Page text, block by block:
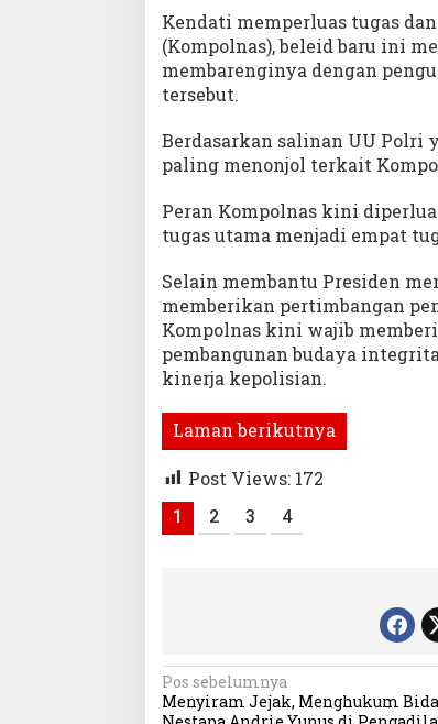
Kendati memperluas tugas
(Kompolnas), beleid baru ini
membarenginya dengan
tersebut.
Berdasarkan salinan UU Polri
paling menonjol terkait
Peran Kompolnas kini
tugas utama menjadi empat
Selain membantu Presiden
memberikan pertimbangan
Kompolnas kini wajib
pembangunan budaya
kinerja kepolisian.
Laman berikutnya
Post Views: 172
1 2 3 4
Navigasi
Pos sebelumnya
Menyiram Jejak, Menghukum